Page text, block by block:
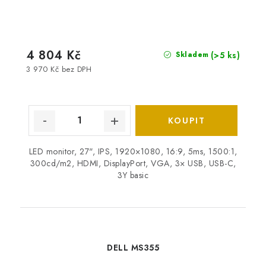
Skladem (>5 ks)
3 970 Kč bez DPH
4 804 Kč
LED monitor, 27", IPS, 1920×1080, 16:9, 5ms, 1500:1,
300cd/m2, HDMI, DisplayPort, VGA, 3× USB, USB-C,
3Y basic
DELL MS355